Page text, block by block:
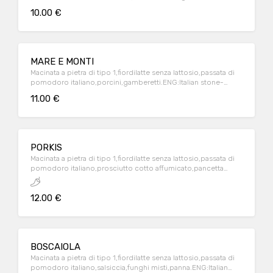
tomatoes source ,red chicory,porchetta(roasted pork)
10.00 €
MARE E MONTI
Macinata a pietra di tipo 1,fiordilatte senza lattosio,passata di
pomodoro italiano,porcini,gamberetti.ENG:Italian stone-
tomatoes source,porcini mushrooms,shrimps
11.00 €
PORKIS
Macinata a pietra di tipo 1,fiordilatte senza lattosio,passata di
pomodoro italiano,prosciutto cotto affumicato,pancetta
stufata,salamino piccante,salsiccia nostrana,würstel.ENG:Italian
stone-ground flour,lactose-free italian milk mozzarella,italian
tomatoes souce ,smocked baked
12.00 €
BOSCAIOLA
Macinata a pietra di tipo 1,fiordilatte senza lattosio,passata di
pomodoro italiano,salsiccia,funghi misti,panna.ENG:Italian